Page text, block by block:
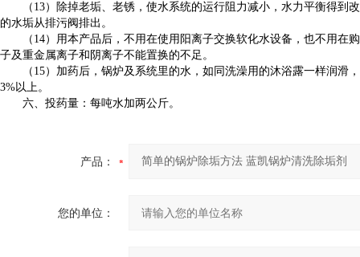
（13）除掉老垢、老锈，使水系统的运行阻力减小，水力平衡得到
的水垢从排污阀排出。
（14）用本产品后，不用在使用阳离子交换软化水设备，也不用在
子及重金属离子和阴离子不能置换的不足。
（15） 加药后，锅炉及系统里的水，如同洗澡用的沐浴露一样润滑
3%以上。
六、投药量：每吨水加两公斤。
产品：
您的单位：